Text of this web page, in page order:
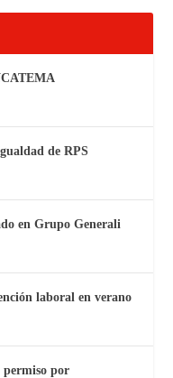
de RPS
en Grupo Generali
laboral en verano
permiso por